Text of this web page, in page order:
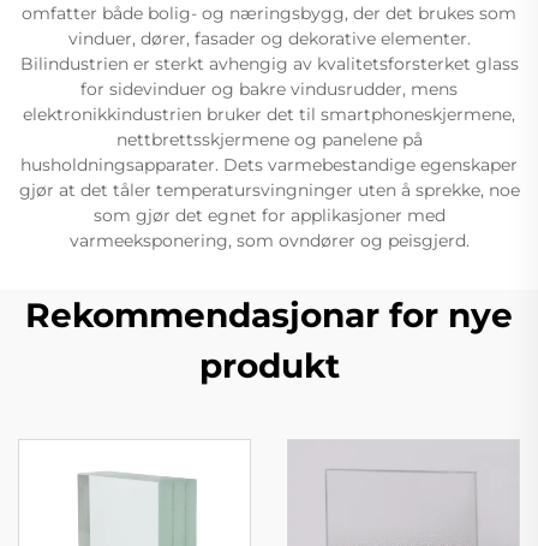
omfatter både bolig- og næringsbygg, der det brukes som
vinduer, dører, fasader og dekorative elementer.
Bilindustrien er sterkt avhengig av kvalitetsforsterket glass
for sidevinduer og bakre vindusrudder, mens
elektronikkindustrien bruker det til smartphoneskjermene,
nettbrettsskjermene og panelene på
husholdningsapparater. Dets varmebestandige egenskaper
gjør at det tåler temperatursvingninger uten å sprekke, noe
som gjør det egnet for applikasjoner med
varmeeksponering, som ovndører og peisgjerd.
Rekommendasjonar for nye
produkt